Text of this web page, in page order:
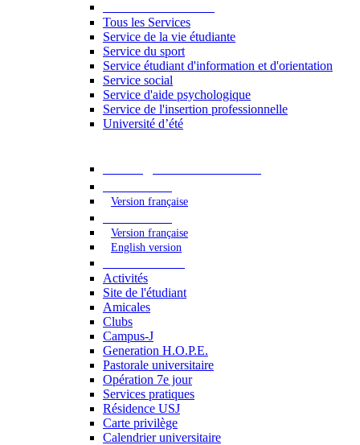
Tous les Services
Service de la vie étudiante
Service du sport
Service étudiant d'information et d'orientation
Service social
Service d'aide psychologique
Service de l'insertion professionnelle
Université d’été
Version française
Version française
English version
Activités
Site de l'étudiant
Amicales
Clubs
Campus-J
Generation H.O.P.E.
Pastorale universitaire
Opération 7e jour
Services pratiques
Résidence USJ
Carte privilège
Calendrier universitaire